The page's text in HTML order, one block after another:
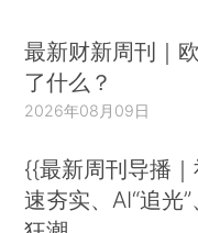
最新财新周刊｜
了什么？
2026年08月09日
{{最新周刊导播
速夯实、AI“追光